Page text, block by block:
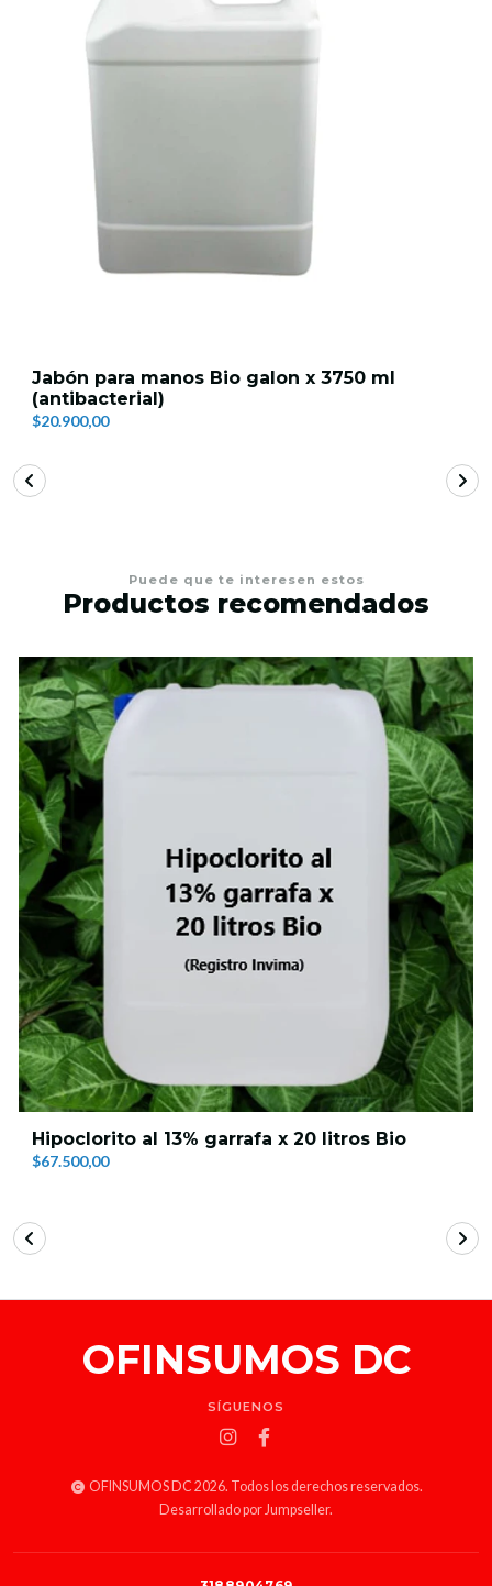
Jabón para manos Bio galon x 3750 ml
(antibacterial)
$20.900,00
Puede que te interesen estos
Productos recomendados
Hipoclorito al 13% garrafa x 20 litros Bio
$67.500,00
OFINSUMOS DC
SÍGUENOS
OFINSUMOS DC 2026. Todos los derechos reservados.
Desarrollado por Jumpseller.